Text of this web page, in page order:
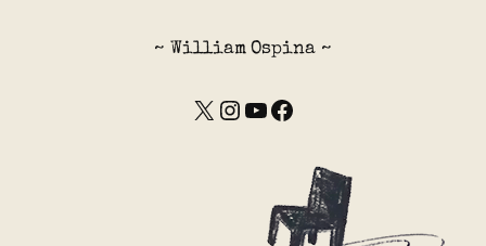
~ William Ospina ~
X Instagram YouTube Facebook